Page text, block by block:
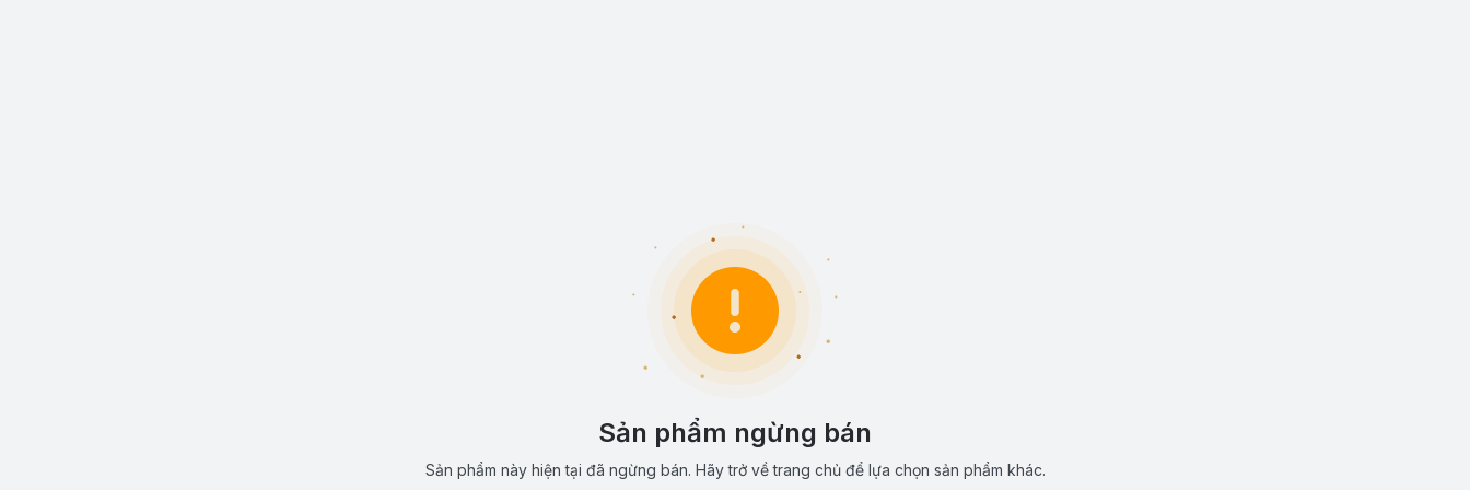
Sản phẩm ngừng bán
Sản phẩm này hiện tại đã ngừng bán. Hãy trở về trang chủ để lựa chọn sản phẩm khác.